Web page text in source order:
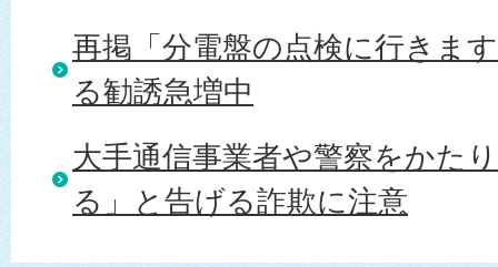
再掲「分電盤の点検に行きま
る勧誘急増中
大手通信事業者や警察をかた
る」と告げる詐欺に注意